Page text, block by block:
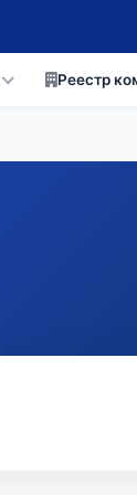
Реестр